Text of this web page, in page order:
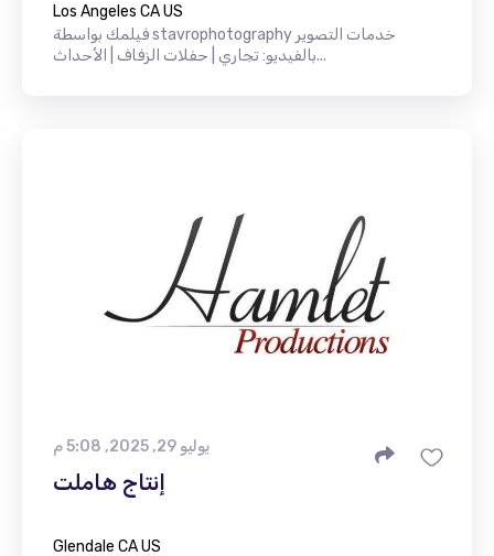
Los Angeles CA US
فيلمك بواسطة stavrophotography خدمات التصوير
بالفيديو: تجاري | حفلات الزفاف | الأحداث...
يوليو 29, 2025, 5:08 م
إنتاج هاملت
Glendale CA US